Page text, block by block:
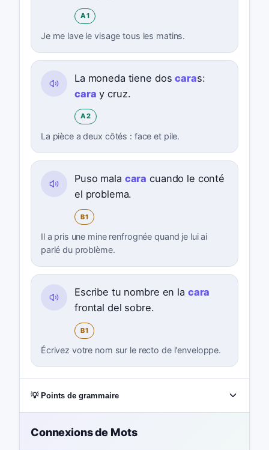
A1
Je me lave le visage tous les matins.
La moneda tiene doscaras:
cara y cruz.
A2
La pièce a deux côtés : face et pile.
Puso mala cara cuando le conté
el problema.
B1
Il a pris une mine renfrognée quand je lui ai
parlé du problème.
Escribe tu nombre en la cara
frontal del sobre.
B1
Écrivez votre nom sur le recto de l'enveloppe.
💡 Points de grammaire
Connexions de Mots